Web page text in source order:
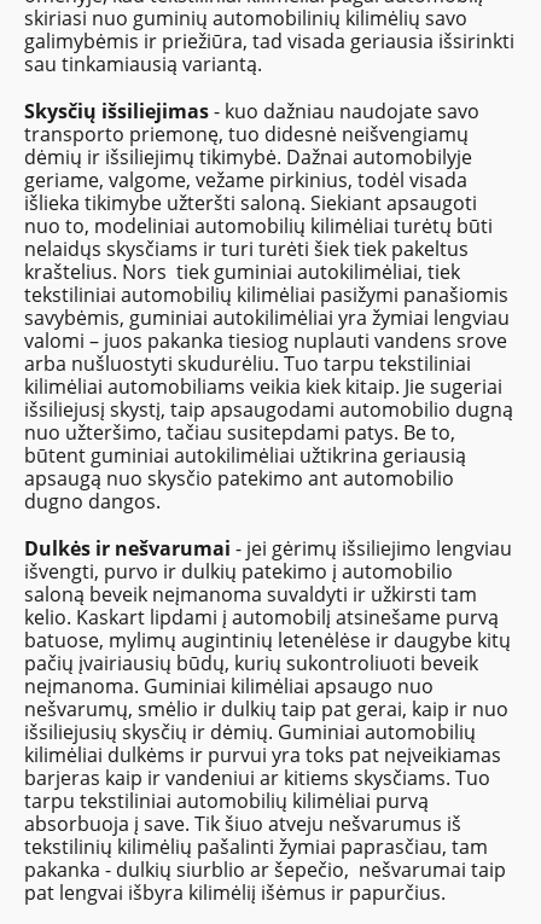
skiriasi nuo guminių automobilinių kilimėlių savo
galimybėmis ir priežiūra, tad visada geriausia išsirinkti
sau tinkamiausią variantą.
Skysčių išsiliejimas- kuo dažniau naudojate savo
transporto priemonę, tuo didesnė neišvengiamų
dėmių ir išsiliejimų tikimybė. Dažnai automobilyje
geriame, valgome, vežame pirkinius, todėl visada
išlieka tikimybe užteršti saloną. Siekiant apsaugoti
nuo to, modeliniai automobilių kilimėliai turėtų būti
nelaidųs skysčiams ir turi turėti šiek tiek pakeltus
kraštelius. Nors tiek guminiai autokilimėliai, tiek
tekstiliniai automobilių kilimėliai pasižymi panašiomis
savybėmis, guminiai autokilimėliai yra žymiai lengviau
valomi – juos pakanka tiesiog nuplauti vandens srove
arba nušluostyti skudurėliu. Tuo tarpu tekstiliniai
kilimėliai automobiliams veikia kiek kitaip. Jie sugeriai
išsiliejusį skystį, taip apsaugodami automobilio dugną
nuo užteršimo, tačiau susitepdami patys. Be to,
būtent guminiai autokilimėliai užtikrina geriausią
apsaugą nuo skysčio patekimo ant automobilio
dugno dangos.
Dulkės ir nešvarumai - jei gėrimų išsiliejimo lengviau
išvengti, purvo ir dulkių patekimo į automobilio
saloną beveik neįmanoma suvaldyti ir užkirsti tam
kelio. Kaskart lipdami į automobilį atsinešame purvą
batuose, mylimų augintinių letenėlėse ir daugybe kitų
pačių įvairiausių būdų, kurių sukontroliuoti beveik
neįmanoma. Guminiai kilimėliai apsaugo nuo
nešvarumų, smėlio ir dulkių taip pat gerai, kaip ir nuo
išsiliejusių skysčių ir dėmių. Guminiai automobilių
kilimėliai dulkėms ir purvui yra toks pat neįveikiamas
barjeras kaip ir vandeniui ar kitiems skysčiams. Tuo
tarpu tekstiliniai automobilių kilimėliai purvą
absorbuoja į save. Tik šiuo atveju nešvarumus iš
tekstilinių kilimėlių pašalinti žymiai paprasčiau, tam
pakanka - dulkių siurblio ar šepečio, nešvarumai taip
pat lengvai išbyra kilimėliį išėmus ir papurčius.